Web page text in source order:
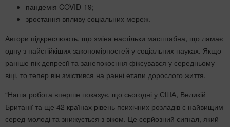
пандемія COVID-19;
зростання впливу соціальних мереж.
Автори підкреслюють, що зміна настільки масштабна, що ламає
одну з найстійкіших закономірностей у соціальних науках. Якщо
раніше пік депресії та занепокоєння фіксувався у середньому
віці, то тепер він змістився на ранні етапи дорослого життя.
“Наша робота вперше показує, що сьогодні у США, Великій
Британії та ще 42 країнах рівень психічних розладів є найвищим
серед молоді та знижується з віком. Це серйозний сигнал, який